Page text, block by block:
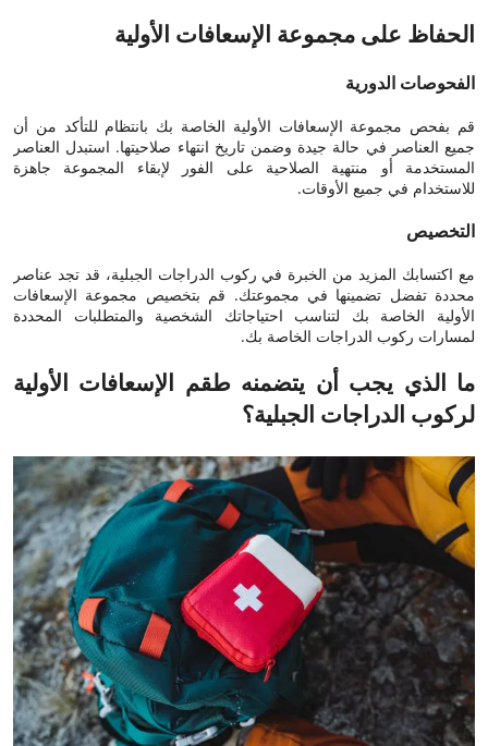
الحفاظ على مجموعة الإسعافات الأولية
الفحوصات الدورية
قم بفحص مجموعة الإسعافات الأولية الخاصة بك بانتظام للتأكد من أن
جميع العناصر في حالة جيدة وضمن تاريخ انتهاء صلاحيتها. استبدل العناصر
المستخدمة أو منتهية الصلاحية على الفور لإبقاء المجموعة جاهزة
للاستخدام في جميع الأوقات.
التخصيص
مع اكتسابك المزيد من الخبرة في ركوب الدراجات الجبلية، قد تجد عناصر
محددة تفضل تضمينها في مجموعتك. قم بتخصيص مجموعة الإسعافات
الأولية الخاصة بك لتناسب احتياجاتك الشخصية والمتطلبات المحددة
لمسارات ركوب الدراجات الخاصة بك.
ما الذي يجب أن يتضمنه طقم الإسعافات الأولية
لركوب الدراجات الجبلية؟